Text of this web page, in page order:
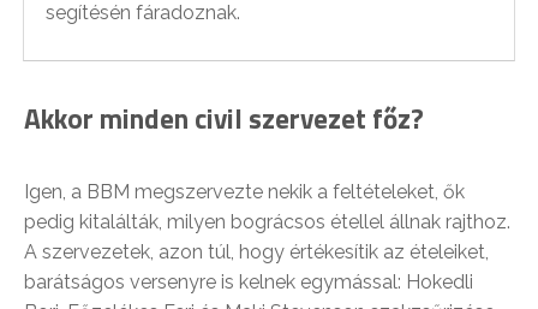
segítésén fáradoznak.
Akkor minden civil szervezet főz?
Igen, a BBM megszervezte nekik a feltételeket, ők
pedig kitalálták, milyen bográcsos étellel állnak rajthoz.
A szervezetek, azon túl, hogy értékesítik az ételeiket,
barátságos versenyre is kelnek egymással: Hokedli